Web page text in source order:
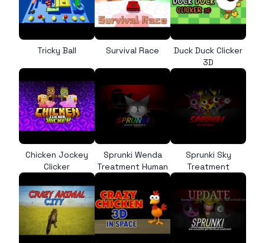
Tricky Ball Survival Race
Duck Duck Clicker
3D
Chicken Jockey
Clicker
Sprunki Wenda
Treatment Human
Sprunki Sky
Treatment